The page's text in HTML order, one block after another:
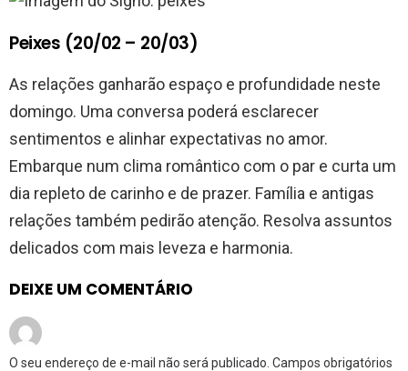
Peixes (20/02 – 20/03)
As relações ganharão espaço e profundidade neste
domingo. Uma conversa poderá esclarecer
sentimentos e alinhar expectativas no amor.
Embarque num clima romântico com o par e curta um
dia repleto de carinho e de prazer. Família e antigas
relações também pedirão atenção. Resolva assuntos
delicados com mais leveza e harmonia.
DEIXE UM COMENTÁRIO
O seu endereço de e-mail não será publicado. Campos obrigatórios